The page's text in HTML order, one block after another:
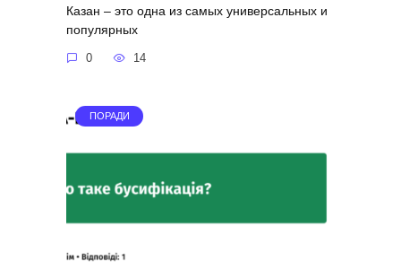
Казан – это одна из самых универсальных и
популярных
0 14
ПОРАДИ